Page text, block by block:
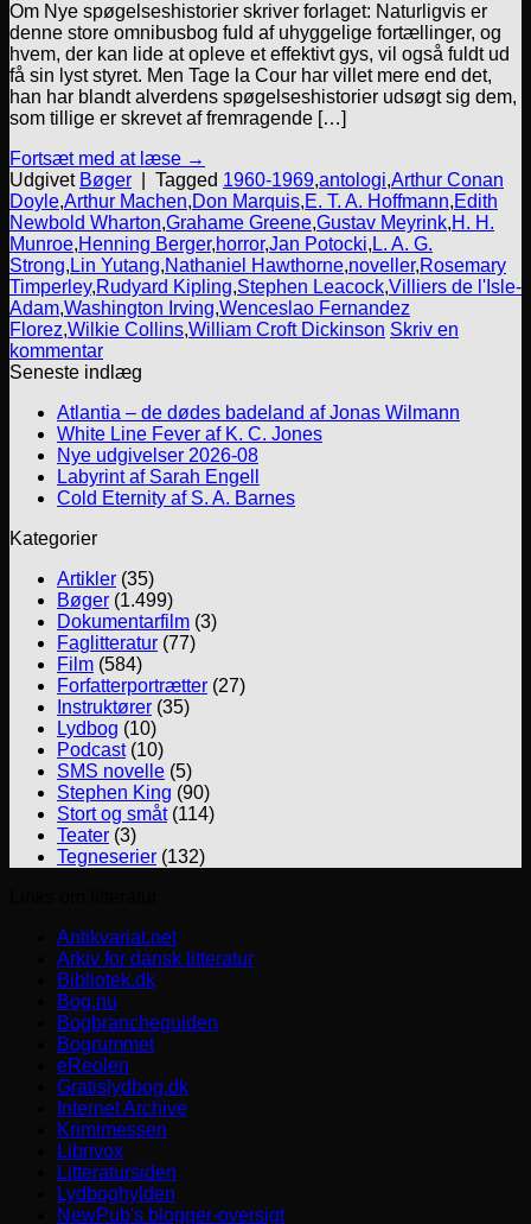
Om Nye spøgelseshistorier skriver forlaget: Naturligvis er
denne store omnibusbog fuld af uhyggelige fortællinger, og
hvem, der kan lide at opleve et effektivt gys, vil også fuldt ud
få sin lyst styret. Men Tage la Cour har villet mere end det,
han har blandt alverdens spøgelseshistorier udsøgt sig dem,
som tillige er skrevet af fremragende […]
Fortsæt med at læse →
Udgivet Bøger Tagged 1960-1969,antologi,Arthur Conan
Doyle,Arthur Machen,Don Marquis,E. T. A. Hoffmann,Edith
Newbold Wharton,Grahame Greene,Gustav Meyrink,H. H.
Munroe,Henning Berger,horror,Jan Potocki, L. A. G.
Strong, Lin Yutang,Nathaniel Hawthorne,noveller,Rosemary
Timperley,Rudyard Kipling,Stephen Leacock,Villiers de l'Isle-
Adam,Washington Irving,Wenceslao Fernandez
Florez,Wilkie Collins,William Croft Dickinson Skriv en
kommentar
Seneste indlæg
Atlantia – de dødes badeland af Jonas Wilmann
White Line Fever af K. C. Jones
Nye udgivelser 2026-08
Labyrint af Sarah Engell
Cold Eternity af S. A. Barnes
Kategorier
Artikler (35)
Bøger (1.499)
Dokumentarfilm (3)
Faglitteratur (77)
Film (584)
Forfatterportrætter (27)
Instruktører (35)
Lydbog (10)
Podcast(10)
SMS novelle (5)
Stephen King (90)
Stort og småt(114)
Teater (3)
Tegneserier (132)
Antikvariat.net
Arkiv for dansk litteratur
Bibliotek.dk
Bog.nu
Bogbrancheguiden
Bogrummet
eReolen
Gratislydbog.dk
Internet Archive
Krimimessen
Librivox
Litteratursiden
Lydboghylden
NewPub's blogger-oversigt